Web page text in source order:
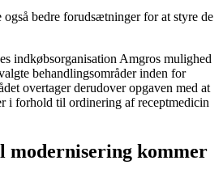
bedre forudsætninger for at styre de
indkøbsorganisation Amgros mulighed
behandlingsområder inden for
overtager derudover opgaven med at
i forhold til ordinering af receptmedicin
modernisering kommer